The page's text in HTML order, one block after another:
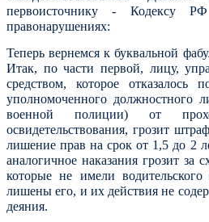
первоисточнику - Кодексу
правонарушениях:
Теперь вернемся к буквальной
Итак, по части первой, лицу,
средством, которое отказалось
уполномоченного должностного
военной полиции) от
освидетельствования, грозит
лишение прав на срок от 1,5 до 2
аналогичное наказания грозит за
которые не имели
лишены его, и их действия не
деяния.